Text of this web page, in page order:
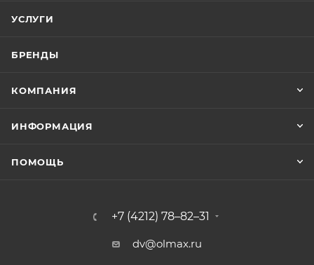
УСЛУГИ
БРЕНДЫ
КОМПАНИЯ
ИНФОРМАЦИЯ
ПОМОЩЬ
+7 (4212) 78–82–31
dv@olmax.ru